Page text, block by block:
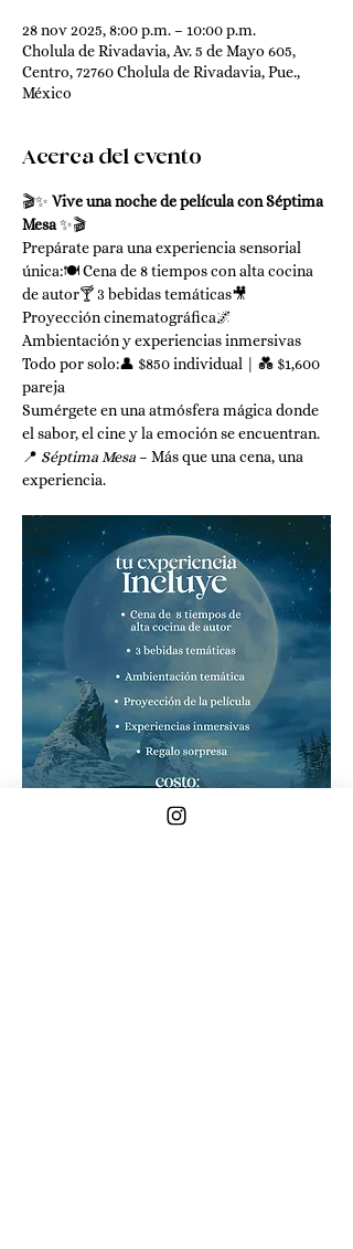
28 nov 2025, 8:00 p.m. – 10:00 p.m.
Cholula de Rivadavia, Av. 5 de Mayo 605,
Centro, 72760 Cholula de Rivadavia, Pue.,
México
Acerca del evento
🎬✨ Vive una noche de película con Séptima
Mesa ✨🎬
Prepárate para una experiencia sensorial
única:🍽️ Cena de 8 tiempos con alta cocina
de autor🍸 3 bebidas temáticas🎥
Proyección cinematográfica🌌
Ambientación y experiencias inmersivas
Todo por solo:👤 $850 individual | 💑 $1,600
pareja
Sumérgete en una atmósfera mágica donde
el sabor, el cine y la emoción se encuentran.
📍 Séptima Mesa – Más que una cena, una
experiencia.